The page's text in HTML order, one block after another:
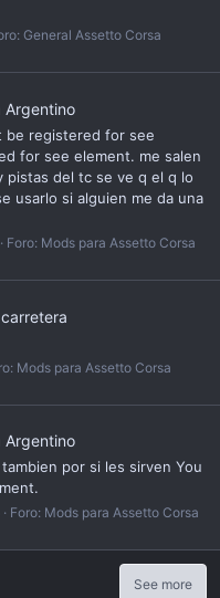
General Assetto Corsa
Argentino
be registered for see
for see element. me salen
pistas del tc se ve q el q lo
usarlo si alguien me da una
Foro: Mods para Assetto Corsa
Mods para Assetto Corsa
Argentino
por si les sirven You
Foro: Mods para Assetto Corsa
See more